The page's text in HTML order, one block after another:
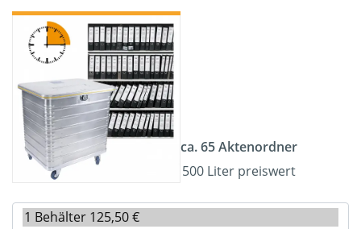
ca. 65 Aktenordner
500 Liter preiswert